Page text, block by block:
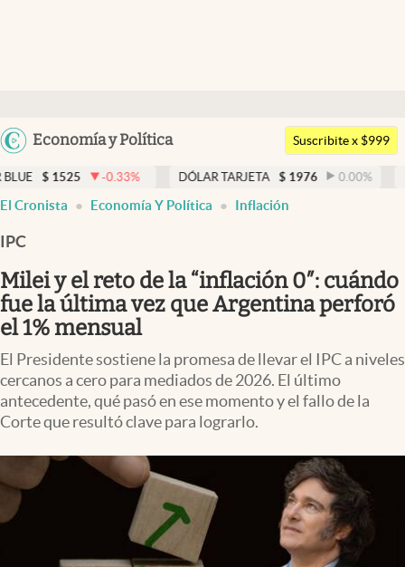
Argentina
Uruguay
Economía y Política
Members
Economía y Política
Finanzas y Mercados
Negocios
Columnistas
Apertura
Infotechnology
Clima
Mundial 2026
Suscribite x $999
-0.33 % DÓLAR TARJETA $ 1976 0.00% DÓLAR MEP
El Cronista Economía Y Política Inflación
IPC
Milei y el reto de la “inflación 0″: cuándo
fue la última vez que Argentina perforó
el 1% mensual
El Presidente sostiene la promesa de llevar el IPC a niveles
cercanos a cero para mediados de 2026. El último
antecedente, qué pasó en ese momento y el fallo de la
Corte que resultó clave para lograrlo.